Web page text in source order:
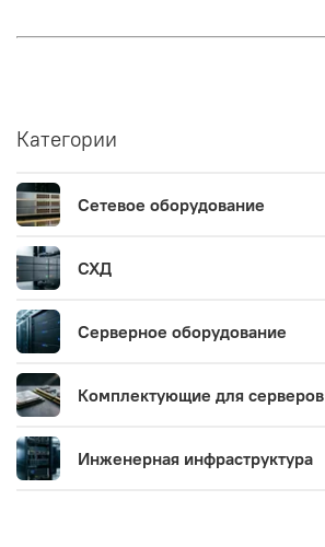
Категории
Сетевое оборудование
СХД
Серверное оборудование
Комплектующие для серверов
Инженерная инфраструктура